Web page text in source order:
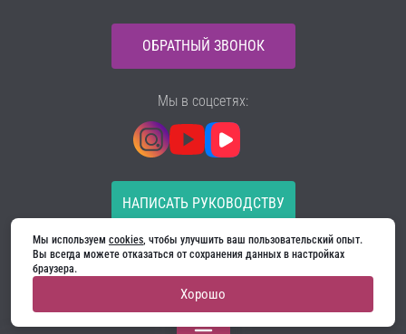
ОБРАТНЫЙ ЗВОНОК
НАПИСАТЬ РУКОВОДСТВУ
Все материалы на сайте принадлежат компании
ООО «Ягуар-М» — входные и межкомнатные двери
Политика конфиденциальности
Договор оферты
Cookie
Мы в соцсетях:
Мы используем cookies, чтобы улучшить ваш пользовательский опыт.
Вы всегда можете отказаться от сохранения данных в настройках
браузера.
Хорошо